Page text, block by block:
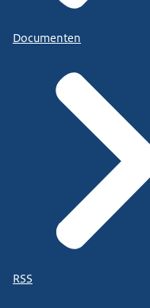
Documenten
RSS